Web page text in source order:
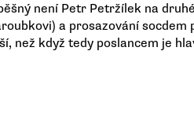
není Petr Petržílek na
a prosazování socdem
než když tedy poslancem je